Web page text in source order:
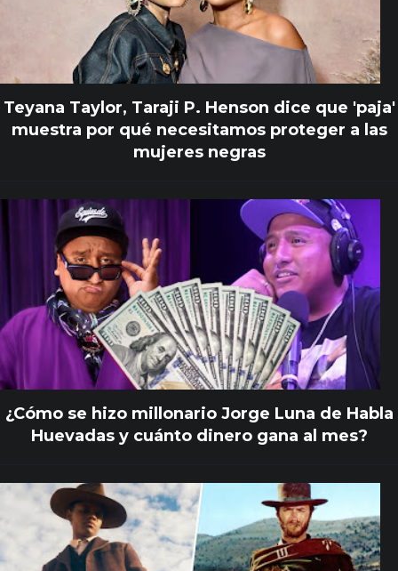
Teyana Taylor, Taraji P. Henson dice que 'paja'
muestra por qué necesitamos proteger a las
mujeres negras
¿Cómo se hizo millonario Jorge Luna de Habla
Huevadas y cuánto dinero gana al mes?